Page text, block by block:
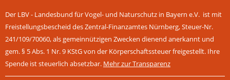
Der LBV - Landesbund für Vogel- und Naturschutz in Bayern e.V. ist mit
Freistellungsbescheid des Zentral-Finanzamtes Nürnberg, Steuer-Nr.
241/109/70060, als gemeinnützigen Zwecken dienend anerkannt und
gem. § 5 Abs. 1 Nr. 9 KStG von der Körperschaftssteuer freigestellt. Ihre
Spende ist steuerlich absetzbar. Mehr zur Transparenz